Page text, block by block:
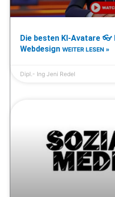
Die besten KI-Avatare
Webdesign WEITER LESEN »
Dipl.- Ing Jeni Redel